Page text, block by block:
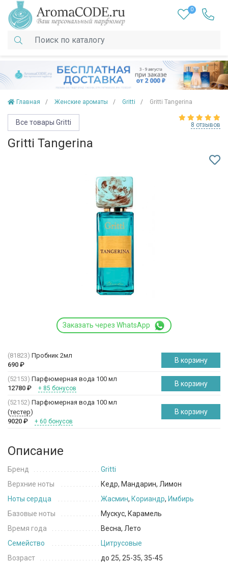
0
Главная Женские ароматы Gritti Gritti Tangerina
Все товары Gritti 8 отзывов
Gritti Tangerina
Заказать через WhatsApp
(81823) Пробник 2мл
690 ₽
В корзину
(52153) Парфюмерная вода 100 мл
12780 ₽ + 85 бонусов
В корзину
(52152) Парфюмерная вода 100 мл
(тестер)
9020 ₽ + 60 бонусов
В корзину
Описание
Бренд
Gritti
Верхние ноты
Кедр, Мандарин, Лимон
Ноты сердца
Жасмин, Кориандр, Имбирь
Базовые ноты
Мускус, Карамель
Время года
Весна, Лето
Семейство
Цитрусовые
Возраст
до 25, 25-35, 35-45